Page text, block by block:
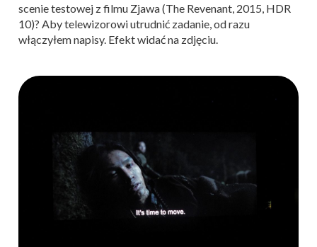
scenie testowej z filmu Zjawa (The Revenant, 2015, HDR
10)? Aby telewizorowi utrudnić zadanie, od razu
włączyłem napisy. Efekt widać na zdjęciu.